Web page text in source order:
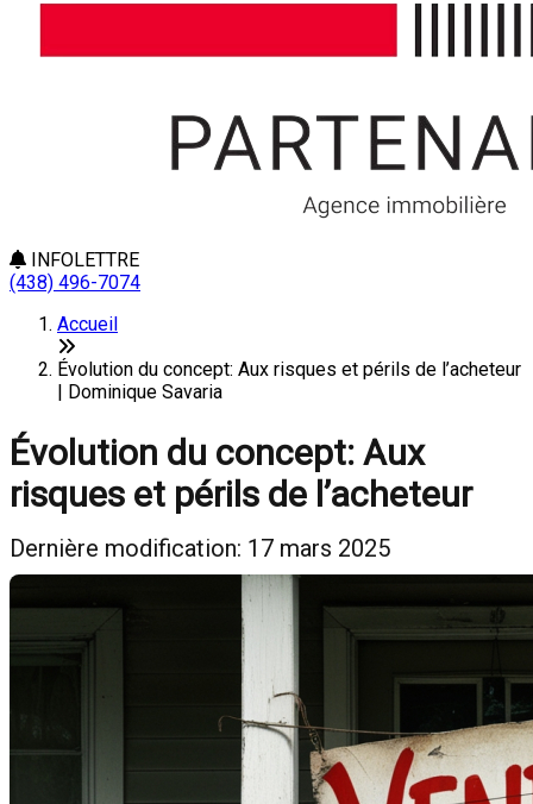
INFOLETTRE
(438) 496-7074
Accueil
Évolution du concept: Aux risques et périls de l’acheteur
| Dominique Savaria
Évolution du concept: Aux
risques et périls de l’acheteur
Dernière modification: 17 mars 2025